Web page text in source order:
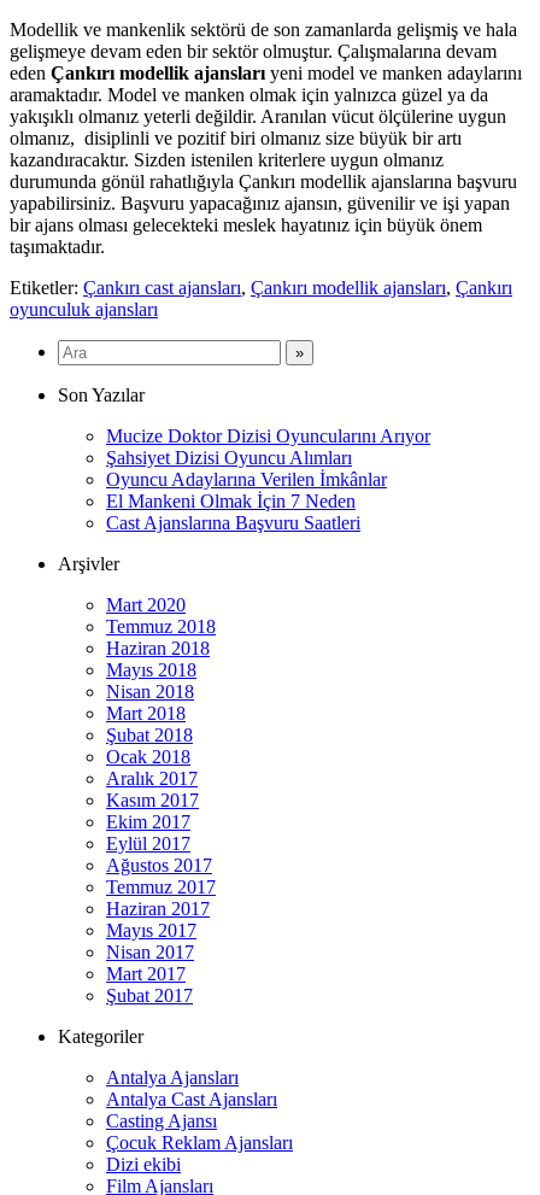
Modellik ve mankenlik sektörü de son zamanlarda gelişmiş ve hala
gelişmeye devam eden bir sektör olmuştur. Çalışmalarına devam
eden Çankırı modellik ajansları yeni model ve manken adaylarını
aramaktadır. Model ve manken olmak için yalnızca güzel ya da
yakışıklı olmanız yeterli değildir. Aranılan vücut ölçülerine uygun
olmanız, disiplinli ve pozitif biri olmanız size büyük bir artı
kazandıracaktır. Sizden istenilen kriterlere uygun olmanız
durumunda gönül rahatlığıyla Çankırı modellik ajanslarına başvuru
yapabilirsiniz. Başvuru yapacağınız ajansın, güvenilir ve işi yapan
bir ajans olması gelecekteki meslek hayatınız için büyük önem
taşımaktadır.
Etiketler: Çankırı cast ajansları, Çankırı modellik ajansları, Çankırı
oyunculuk ajansları
Son Yazılar
Mucize Doktor Dizisi Oyuncularını Arıyor
Şahsiyet Dizisi Oyuncu Alımları
Oyuncu Adaylarına Verilen İmkânlar
El Mankeni Olmak İçin 7 Neden
Cast Ajanslarına Başvuru Saatleri
Arşivler
Mart 2020
Temmuz 2018
Haziran 2018
Mayıs 2018
Nisan 2018
Mart 2018
Şubat 2018
Ocak 2018
Aralık 2017
Kasım 2017
Ekim 2017
Eylül 2017
Ağustos 2017
Temmuz 2017
Haziran 2017
Mayıs 2017
Nisan 2017
Mart 2017
Şubat 2017
Kategoriler
Antalya Ajansları
Antalya Cast Ajansları
Casting Ajansı
Çocuk Reklam Ajansları
Dizi ekibi
Film Ajansları